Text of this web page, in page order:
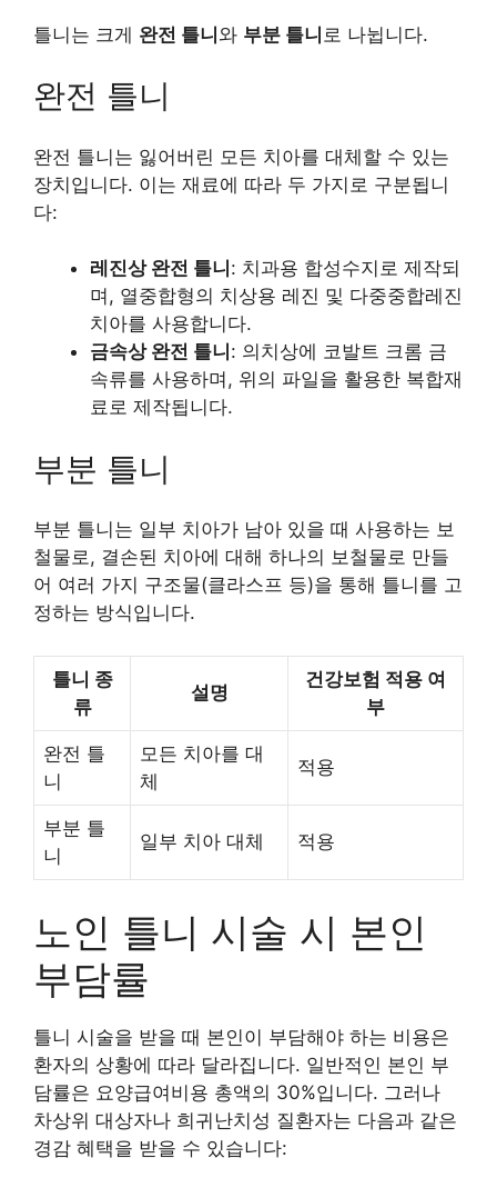
틀니는 크게 완전 틀니와 부분 틀니 로 나뉩니다.
완전 틀니
완전 틀니는 잃어버린 모든 치아를 대체할 수 있는
장치입니다. 이는 재료에 따라 두 가지로 구분됩니
다:
레진상 완전 틀니 : 치과용 합성수지로 제작되
며, 열중합형의 치상용 레진 및 다중중합레진
치아를 사용합니다.
금속상 완전 틀니 : 의치상에 코발트 크롬 금
속류를 사용하며, 위의 파일을 활용한 복합재
료로 제작됩니다.
부분 틀니
부분 틀니는 일부 치아가 남아 있을 때 사용하는 보
철물로, 결손된 치아에 대해 하나의 보철물로 만들
어 여러 가지 구조물(클라스프 등)을 통해 틀니를 고
정하는 방식입니다.
틀니 종
류
설명
건강보험 적용 여
부
완전 틀
니
모든 치아를 대
체
적용
부분 틀
니
일부 치아 대체 적용
노인 틀니 시술 시 본인
부담률
틀니 시술을 받을 때 본인이 부담해야 하는 비용은
환자의 상황에 따라 달라집니다. 일반적인 본인 부
담률은 요양급여비용 총액의 30%입니다. 그러나
차상위 대상자나 희귀난치성 질환자는 다음과 같은
경감 혜택을 받을 수 있습니다: